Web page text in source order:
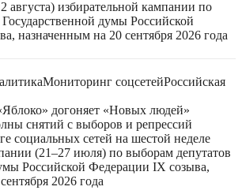
избирательной кампании по
думы Российской
назначенным на 20 сентября 2026 года
Мониторинг соцсетейРоссийская
догоняет «Новых людей»
снятий с выборов и репрессий
социальных сетей на шестой неделе
(21–27 июля) по выборам депутатов
Российской Федерации IX созыва,
2026 года